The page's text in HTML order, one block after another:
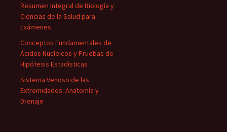
Resumen Integral de Biología y
Ciencias de la Salud para
Exámenes
Conceptos Fundamentales de
Ácidos Nucleicos y Pruebas de
Hipótesis Estadísticas
Sistema Venoso de las
Extremidades: Anatomía y
Drenaje